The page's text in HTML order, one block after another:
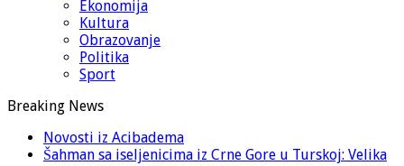
Ekonomija
Kultura
Obrazovanje
Politika
Sport
Breaking News
Novosti iz Acibadema
Šahman sa iseljenicima iz Crne Gore u Turskoj: Velika